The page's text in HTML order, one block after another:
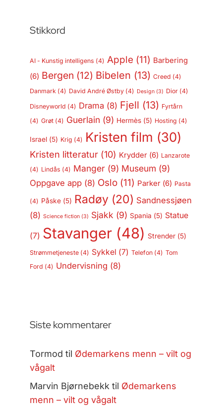
Stikkord
AI - Kunstig intelligens (4) Apple (11) Barbering
(6) Bergen (12) Bibelen (13) Creed (4)
Danmark(4) David André Østby(4) Design(3) Dior(4)
Disneyworld (4) Drama (8) Fjell (13) Fyrtårn
(4) Grøt(4) Guerlain (9) Hermès(5) Hosting (4)
Israel(5) Krig (4) Kristen film (30)
Kristen litteratur(10) Krydder(6) Lanzarote
(4) Lindås (4) Manger(9) Museum (9)
Oppgave app(8) Oslo(11) Parker(6) Pasta
(4) Påske(5) Radøy(20) Sandnessjøen
(8) Science fiction(3) Sjakk (9) Spania (5) Statue
(7) Stavanger(48) Strender(5)
Strømmetjeneste(4) Sykkel (7) Telefon(4) Tom
Ford (4) Undervisning (8)
Siste kommentarer
Tormod til Ødemarkens menn – vilt og
vågalt
Marvin Bjørnebekk til Ødemarkens
menn – vilt og vågalt